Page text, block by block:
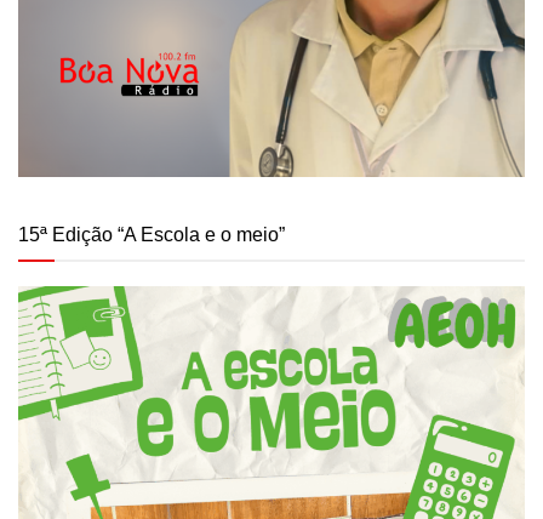
15ª Edição “A Escola e o meio”